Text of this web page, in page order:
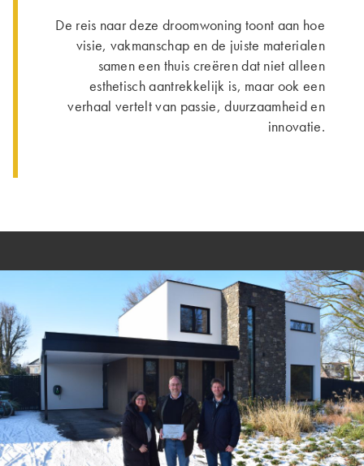
De reis naar deze droomwoning toont aan hoe
visie, vakmanschap en de juiste materialen
samen een thuis creëren dat niet alleen
esthetisch aantrekkelijk is, maar ook een
verhaal vertelt van passie, duurzaamheid en
innovatie.